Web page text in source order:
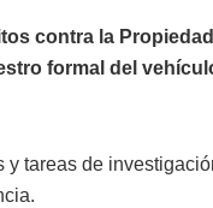
contra la Propiedad
formal del
y tareas de